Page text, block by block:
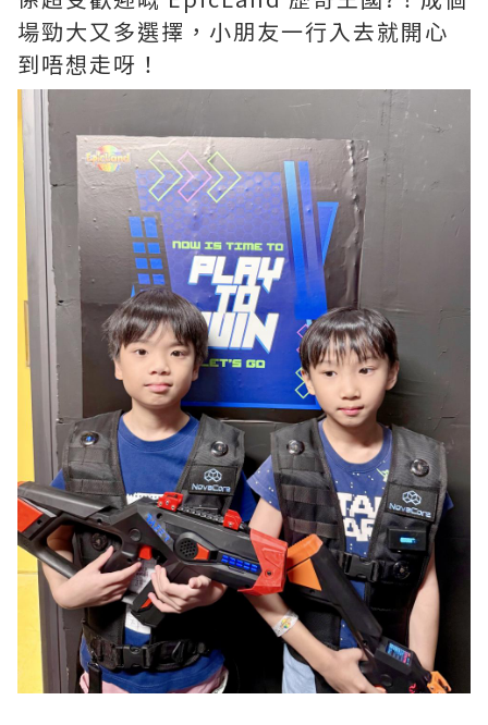
場勁大又多選擇，小朋友一行入去就開心
到唔想走呀！